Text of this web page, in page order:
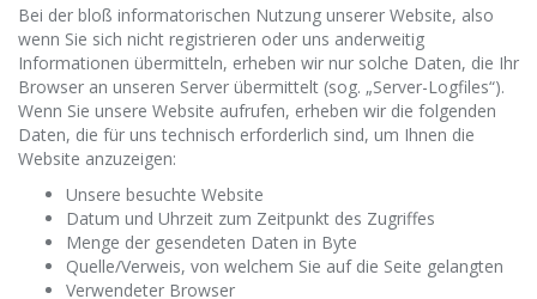
Bei der bloß informatorischen Nutzung unserer Website, also
wenn Sie sich nicht registrieren oder uns anderweitig
Informationen übermitteln, erheben wir nur solche Daten, die Ihr
Browser an unseren Server übermittelt (sog. „Server-Logfiles“).
Wenn Sie unsere Website aufrufen, erheben wir die folgenden
Daten, die für uns technisch erforderlich sind, um Ihnen die
Website anzuzeigen:
Unsere besuchte Website
Datum und Uhrzeit zum Zeitpunkt des Zugriffes
Menge der gesendeten Daten in Byte
Quelle/Verweis, von welchem Sie auf die Seite gelangten
Verwendeter Browser